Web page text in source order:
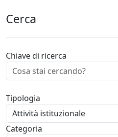
Cerca
Chiave di ricerca
Tipologia
Categoria